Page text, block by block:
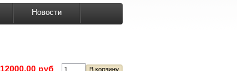
Новости
12000.00 руб